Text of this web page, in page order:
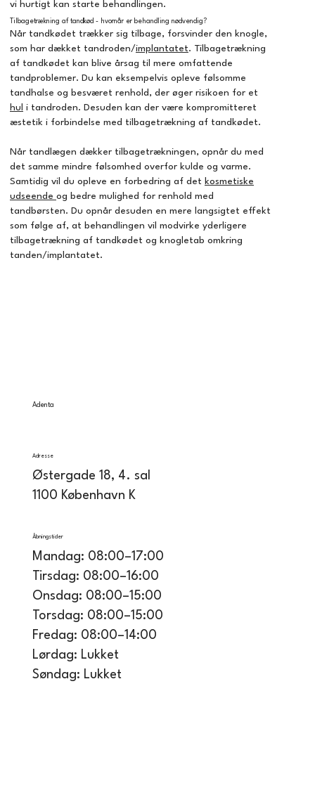
vi hurtigt kan starte behandlingen.
Tilbagetrækning af tandkød - hvornår er behandling nødvendig?
Når tandkødet trækker sig tilbage, forsvinder den knogle,
som har dækket tandroden/implantatet. Tilbagetrækning
af tandkødet kan blive årsag til mere omfattende
tandproblemer. Du kan eksempelvis opleve følsomme
tandhalse og besværet renhold, der øger risikoen for et
hul i tandroden. Desuden kan der være kompromitteret
æstetik i forbindelse med tilbagetrækning af tandkødet.
Når tandlægen dækker tilbagetrækningen, opnår du med
det samme mindre følsomhed overfor kulde og varme.
Samtidig vil du opleve en forbedring af det kosmetiske
udseende og bedre mulighed for renhold med
tandbørsten. Du opnår desuden en mere langsigtet effekt
som følge af, at behandlingen vil modvirke yderligere
tilbagetrækning af tandkødet og knogletab omkring
tanden/implantatet.
Adenta
Adresse
Østergade 18, 4. sal
1100 København K
Åbningstider
Mandag: 08:00–17:00
Tirsdag: 08:00–16:00
Onsdag: 08:00–15:00
Torsdag: 08:00–15:00
Fredag: 08:00–14:00
Lørdag: Lukket
Søndag: Lukket